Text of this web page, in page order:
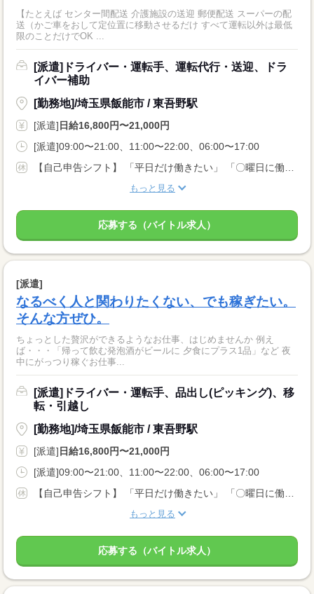
【たとえば センター間配送 介護施設の送迎 郵便配送 スーパーの配
送（かご車をおして定位置に移動させるだけ すべて運転以外は最低
限のことだけでOK ...
[派遣]ドライバー・運転手、運転代行・送迎、ドラ
イバー補助
[勤務地]/埼玉県飯能市 / 東吾野駅
[派遣] 日給16,800円〜21,000円
[派遣]09:00〜21:00、11:00〜22:00、06:00〜17:00
もっと見る
応募する（バイトル求人）
[派遣]
なるべく人と関わりたくない、でも稼ぎたい。
そんな方ぜひ。
ちょっとした贅沢ができるようなお仕事、はじめませんか 例え
ば・・・「帰って飲む発泡酒がビールに 夕食にプラス1品」など 夜
中にがっつり稼ぐお仕事...
[派遣]ドライバー・運転手、品出し(ピッキング)、移
転・引越し
[勤務地]/埼玉県飯能市 / 東吾野駅
[派遣] 日給16,800円〜21,000円
[派遣]09:00〜21:00、11:00〜22:00、06:00〜17:00
もっと見る
応募する（バイトル求人）